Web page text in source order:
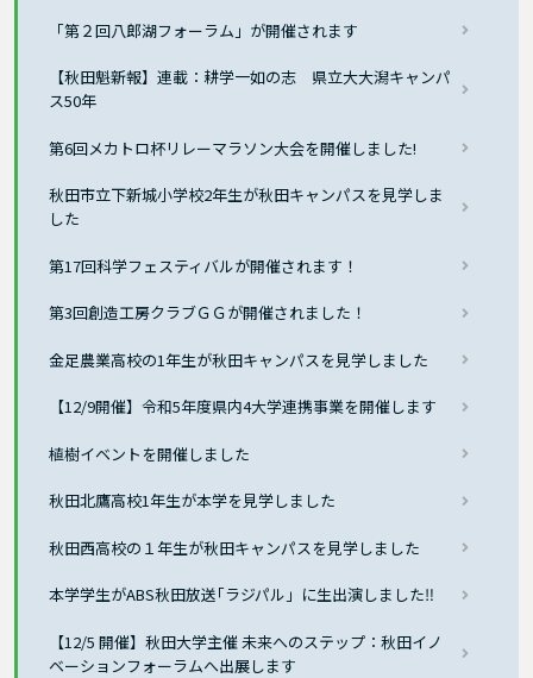
「第２回八郎湖フォーラム」が開催されます
【秋田魁新報】連載：耕学一如の志 県立大大潟キャンパ
ス50年
第6回メカトロ杯リレーマラソン大会を開催しました!
秋田市立下新城小学校2年生が秋田キャンパスを見学しま
した
第17回科学フェスティバルが開催されます！
第3回創造工房クラブＧＧが開催されました！
金足農業高校の1年生が秋田キャンパスを見学しました
【12/9開催】令和5年度県内4大学連携事業を開催します
植樹イベントを開催しました
秋田北鷹高校1年生が本学を見学しました
秋田西高校の１年生が秋田キャンパスを見学しました
本学学生がABS秋田放送｢ラジパル」に生出演しました‼
【12/5 開催】秋田大学主催 未来へのステップ：秋田イノ
ベーションフォーラムへ出展します